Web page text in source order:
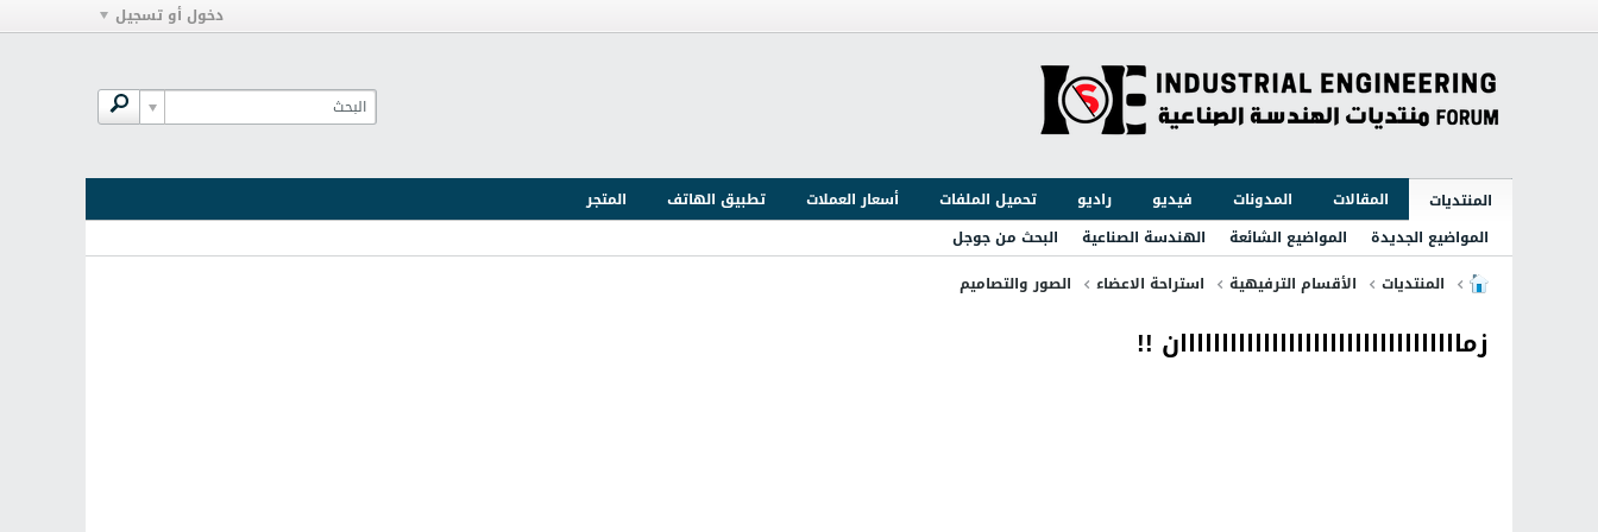
دخول أو تسجيل
المنتديات المقالات المدونات فيديو راديو تحميل الملفات أسعار العملات تطبيق الهاتف
المتجر
المواضيع الجديدة
المواضيع الشائعة الهندسة الصناعية
البحث من جوجل
المنتديات
الأقسام الترفيهية استراحة الاعضاء الصور والتصاميم
زماااااااااااااااااااااااااااااااااان !!